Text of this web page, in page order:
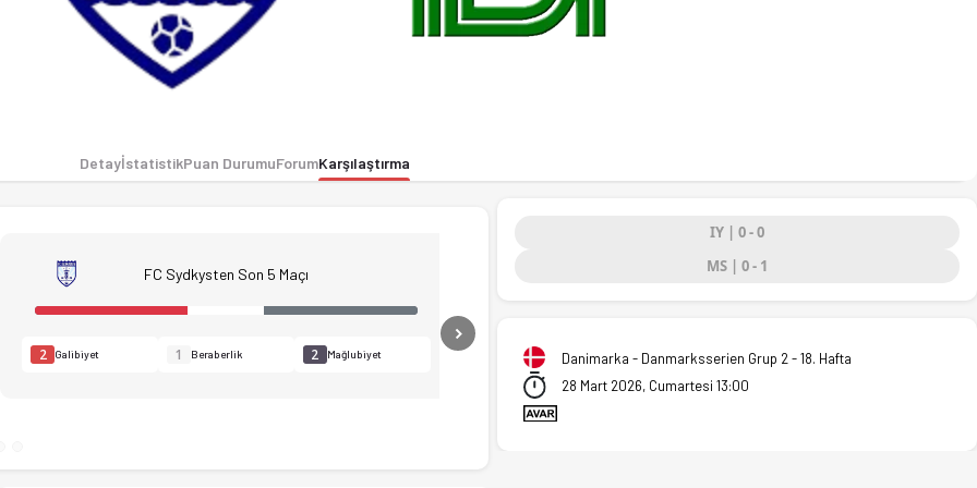
DetayİstatistikPuan DurumuForumKarşılaştırma
FC Sydkysten Son 5 Maçı
2 Galibiyet 1 Beraberlik 2 Mağlubiyet Next
IY | 0 - 0
MS | 0 - 1
Danimarka - Danmarksserien Grup 2 - 18. Hafta
28 Mart 2026, Cumartesi 13:00